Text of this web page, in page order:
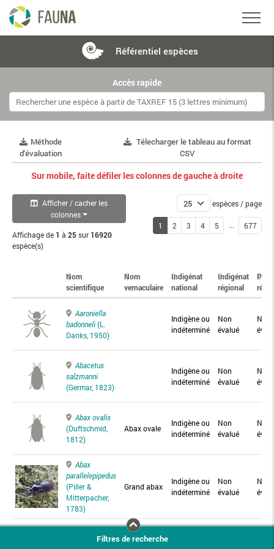
Référentiel espèces
Accès rapide
Méthode
d'évaluation
Télecharger le tableau au format
CSV
Sur mobile, faite défiler les colonnes de gauche à droite
Afficher / cacher les
colonnes
Affichage de 1 à 25sur 16920
espèce(s)
espèces / page
1 2 3 4 5 ... 677
Nom
scientifique
Nom
vernaculaire
Indigénat
national
Indigénat
régional
Aaroniella
badonneli(L.
Danks, 1950)
Indigène ou
indéterminé
Non
évalué
Non
Abacetus
salzmanni
(Germar, 1823)
Indigène ou
indéterminé
Non
évalué
Non
Abax ovalis
(Duftschmid,
1812)
Abax ovale
Indigène ou
indéterminé
Non
évalué
Non
Abax
parallelepipedus
(Piller &
Mitterpacher,
1783)
Grand abax
Indigène ou
indéterminé
Non
évalué
Non
Abax
Abax
Filtres de recherche